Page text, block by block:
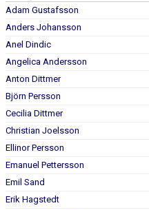
Adam Gustafsson
Anders Johansson
Anel Dindic
Angelica Andersson
Anton Dittmer
Björn Persson
Cecilia Dittmer
Christian Joelsson
Ellinor Persson
Emanuel Pettersson
Emil Sand
Erik Hagstedt